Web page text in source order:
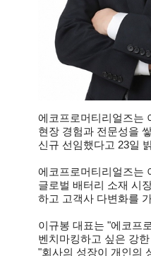
에코프로머티리얼즈는
현장 경험과 전문성을
신규 선임했다고 23일
에코프로머티리얼즈는
글로벌 배터리 소재 시
하고 고객사 다변화를
이규봉 대표는 "에코프
벤치마킹하고 싶은 강
"회사의 성장이 개인의